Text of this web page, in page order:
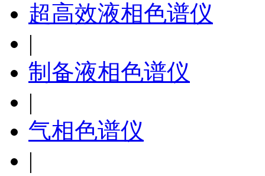
超高效液相色谱仪
|
制备液相色谱仪
|
气相色谱仪
|